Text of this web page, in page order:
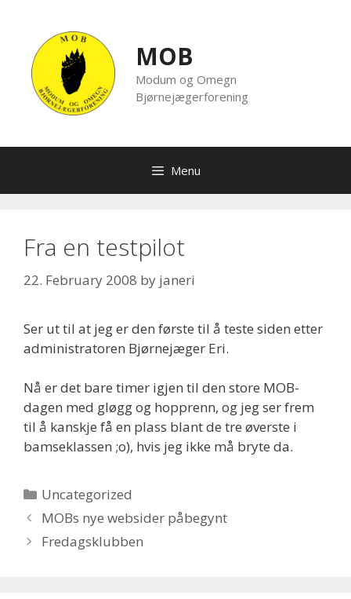
content
MOB
Modum og Omegn
Bjørnejægerforening
Menu
Fra en testpilot
22. February 2008 by janeri
Ser ut til at jeg er den første til å teste siden etter
administratoren Bjørnejæger Eri.
Nå er det bare timer igjen til den store MOB-
dagen med gløgg og hopprenn, og jeg ser frem
til å kanskje få en plass blant de tre øverste i
bamseklassen ;o), hvis jeg ikke må bryte da.
Categories
Uncategorized
MOBs nye websider påbegynt
Fredagsklubben